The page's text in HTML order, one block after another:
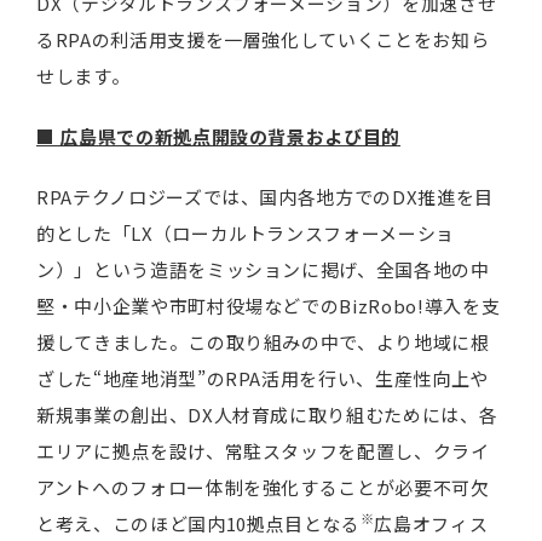
るRPAの利活用支援を一層強化していくことをお知ら
せします。
■ 広島県での新拠点開設の背景および目的
RPAテクノロジーズでは、国内各地方でのDX推進を目
的とした「LX（ローカルトランスフォーメーショ
ン）」という造語をミッションに掲げ、全国各地の中
堅・中小企業や市町村役場などでのBizRobo!導入を支
援してきました。この取り組みの中で、より地域に根
ざした“地産地消型”のRPA活用を行い、生産性向上や
新規事業の創出、DX人材育成に取り組むためには、各
エリアに拠点を設け、常駐スタッフを配置し、クライ
アントへのフォロー体制を強化することが必要不可欠
と考え、このほど国内10拠点目となる ※広島オフィス